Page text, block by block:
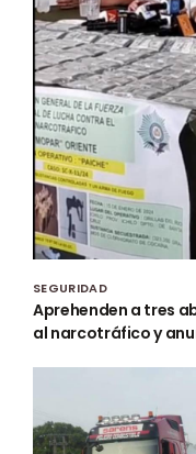
SEGURIDAD
Aprehenden a tres
al narcotráfico y